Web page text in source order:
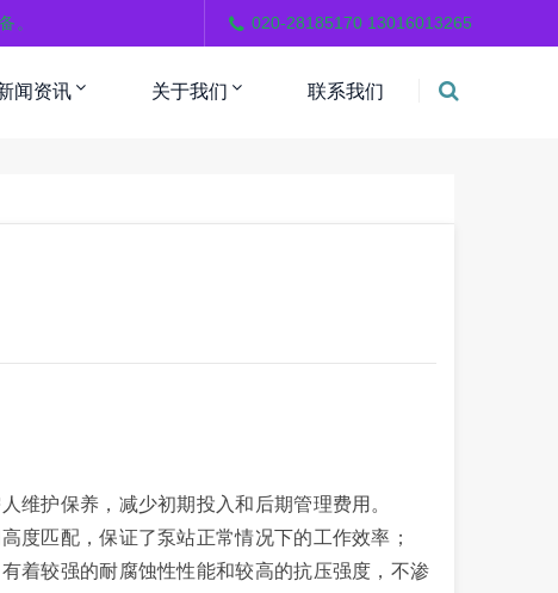
。 020-28185170 13016013265
闻资讯 关于我们 联系我们
维护保养，减少初期投入和后期管理费用。
度匹配，保证了泵站正常情况下的工作效率；
着较强的耐腐蚀性性能和较高的抗压强度，不渗